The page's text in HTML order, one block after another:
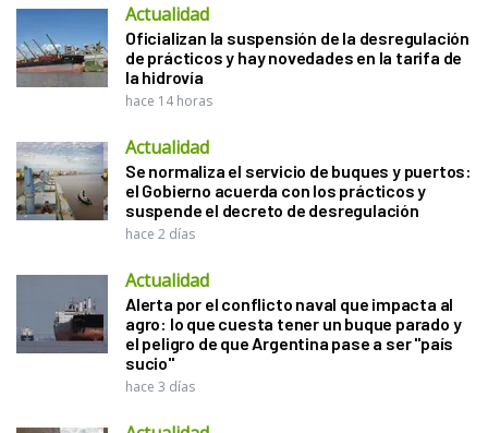
Actualidad
Oficializan la suspensión de la desregulación
de prácticos y hay novedades en la tarifa de
la hidrovía
hace 14 horas
Actualidad
Se normaliza el servicio de buques y puertos:
el Gobierno acuerda con los prácticos y
suspende el decreto de desregulación
hace 2 días
Actualidad
Alerta por el conflicto naval que impacta al
agro: lo que cuesta tener un buque parado y
el peligro de que Argentina pase a ser "país
sucio"
hace 3 días